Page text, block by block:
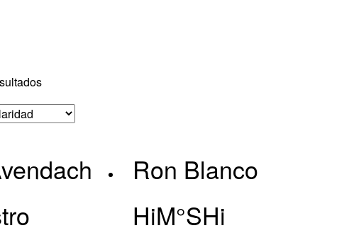
Ordenado
por
popularidad
Ron Blanco
HiM°SHi